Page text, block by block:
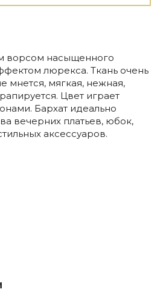
ворсом насыщенного
люрекса. Ткань очень
мнется, мягкая, нежная,
Цвет играет
Бархат идеально
вечерних платьев, юбок,
аксессуаров.